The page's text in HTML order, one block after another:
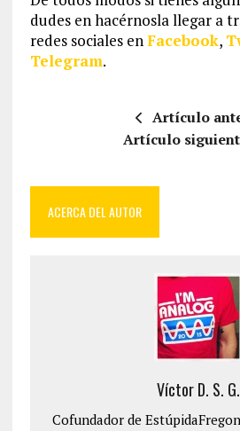
dudes en hacérnosla llegar a
redes sociales enFacebook,
Telegram.
Artículo
Artículo
ACERCA DEL AUTOR
Víctor D. S. G.
Cofundador de